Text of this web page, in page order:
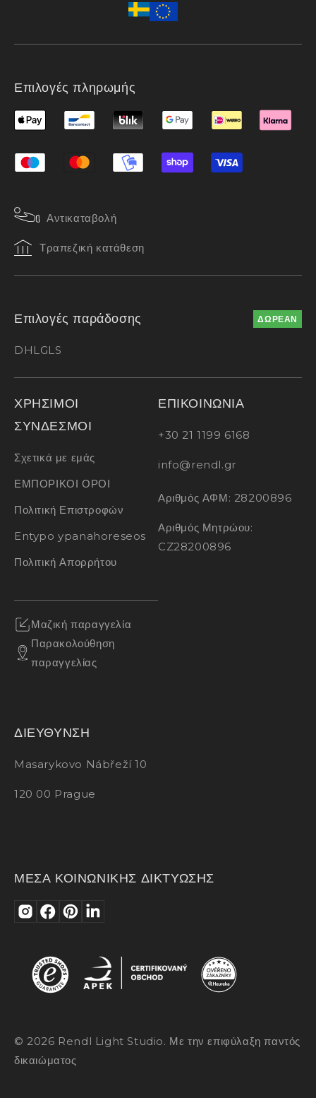
Επιλογές πληρωμής
Αντικαταβολή
Τραπεζική κατάθεση
Επιλογές παράδοσης ΔΩΡΕΑΝ
DHLGLS
ΧΡΗΣΙΜΟΙ
ΣΥΝΔΕΣΜΟΙ
Σχετικά με εμάς
ΕΜΠΟΡΙΚΟΙ ΟΡΟΙ
Πολιτική Επιστροφών
Entypo ypanahoreseos
Πολιτική Απορρήτου
Μαζική παραγγελία
Παρακολούθηση
παραγγελίας
ΕΠΙΚΟΙΝΩΝΙΑ
+30 21 1199 6168
info@rendl.gr
Αριθμός ΑΦΜ: 28200896
Αριθμός Μητρώου:
CZ28200896
ΔΙΕΥΘΥΝΣΗ
Masarykovo Nábřeží 10
120 00 Prague
ΜΕΣΑ ΚΟΙΝΩΝΙΚΗΣ ΔΙΚΤΥΩΣΗΣ
© 2026 Rendl Light Studio. Με την επιφύλαξη παντός
δικαιώματος